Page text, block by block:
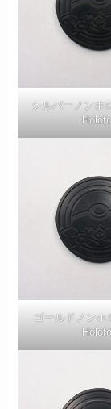
シルバーノンホ
ゴールドノンホ